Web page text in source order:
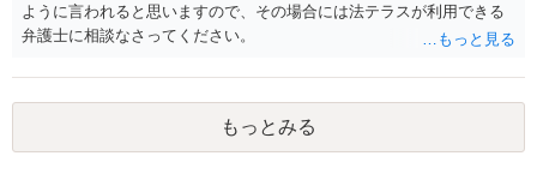
ように言われると思いますので、その場合には法テラスが利用できる
弁護士に相談なさってください。
もっとみる